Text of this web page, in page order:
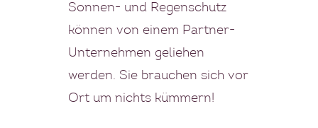
Sonnen- und Regenschutz
können von einem Partner-
Unternehmen geliehen
werden. Sie brauchen sich vor
Ort um nichts kümmern!